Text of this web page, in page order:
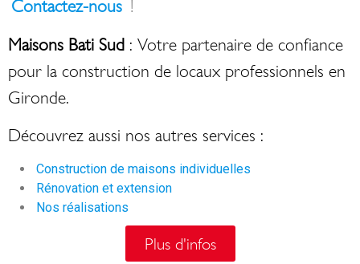
Contactez-nous !
Maisons Bati Sud : Votre partenaire de confiance
pour la construction de locaux professionnels en
Gironde.
Découvrez aussi nos autres services :
Construction de maisons individuelles
Rénovation et extension
Nos réalisations
Plus d'infos